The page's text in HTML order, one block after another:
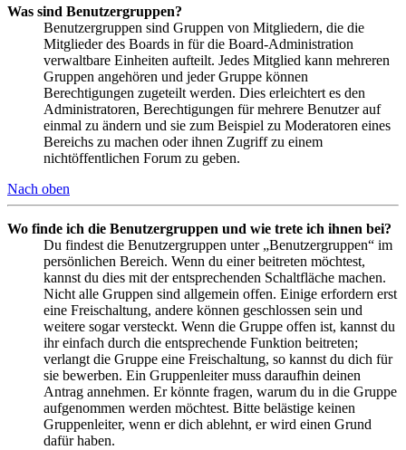
Was sind Benutzergruppen?
Benutzergruppen sind Gruppen von Mitgliedern, die die
Mitglieder des Boards in für die Board-Administration
verwaltbare Einheiten aufteilt. Jedes Mitglied kann mehreren
Gruppen angehören und jeder Gruppe können
Berechtigungen zugeteilt werden. Dies erleichtert es den
Administratoren, Berechtigungen für mehrere Benutzer auf
einmal zu ändern und sie zum Beispiel zu Moderatoren eines
Bereichs zu machen oder ihnen Zugriff zu einem
nichtöffentlichen Forum zu geben.
Nach oben
Wo finde ich die Benutzergruppen und wie trete ich ihnen bei?
Du findest die Benutzergruppen unter „Benutzergruppen“ im
persönlichen Bereich. Wenn du einer beitreten möchtest,
kannst du dies mit der entsprechenden Schaltfläche machen.
Nicht alle Gruppen sind allgemein offen. Einige erfordern erst
eine Freischaltung, andere können geschlossen sein und
weitere sogar versteckt. Wenn die Gruppe offen ist, kannst du
ihr einfach durch die entsprechende Funktion beitreten;
verlangt die Gruppe eine Freischaltung, so kannst du dich für
sie bewerben. Ein Gruppenleiter muss daraufhin deinen
Antrag annehmen. Er könnte fragen, warum du in die Gruppe
aufgenommen werden möchtest. Bitte belästige keinen
Gruppenleiter, wenn er dich ablehnt, er wird einen Grund
dafür haben.